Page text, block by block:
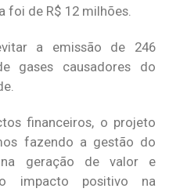
foi de R$ 12 milhões.
a emissão de 246
gases causadores do
financeiros, o projeto
fazendo a gestão do
geração de valor e
impacto positivo na